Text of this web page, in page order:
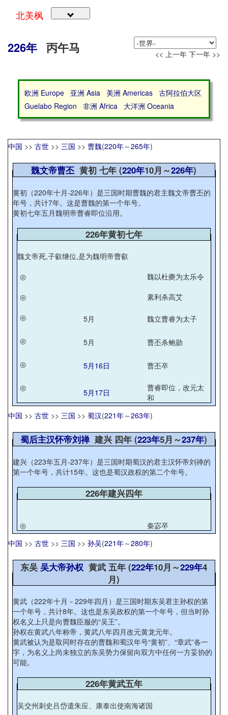
北美枫
226年 丙午马 << 上一年 下一年 >>
欧洲 Europe 亚洲 Asia 美洲 Americas
古阿拉伯大区
Guelabo Region
非洲 Africa 大洋洲 Oceania
中国 >> 古世 >> 三国 >> 曹魏(220年～265年)
魏文帝曹丕 黄初 七年 (220年10月～226年)
黄初（220年十月-226年）是三国时期曹魏的君主魏文帝曹丕的
年号，共计7年。这是曹魏的第一个年号。
黄初七年五月魏明帝曹睿即位沿用。
226年黄初七年
魏文帝死,子叡继位,是为魏明帝曹叡
◎
魏以杜夔为太乐令
◎
素利杀高艾
◎
5月 魏立曹睿为太子
◎ 5月 曹丕杀鲍勋
◎ 5月16日 曹丕卒
◎ 5月17日
曹睿即位，改元太
和
中国 >> 古世 >> 三国 >> 蜀汉(221年～263年)
蜀后主汉怀帝刘禅建兴 四年 (223年5月～237年)
建兴（223年五月-237年）是三国时期蜀汉的君主汉怀帝刘禅的
第一个年号，共计15年。这也是蜀汉政权的第二个年号。
226年建兴四年
◎
秦宓卒
中国 >> 古世 >> 三国 >> 孙吴(221年～280年)
东吴吴大帝孙权 黄武 五年 (222年10月～229年4
月)
黄武（222年十月－229年四月）是三国时期东吴君主孙权的第
一个年号，共计8年。这也是东吴政权的第一个年号，但当时孙
权名义上只是向曹魏臣服的“吴王”。
孙权在黄武八年称帝，黄武八年四月改元黄龙元年。
黄武被认为是取同时存在的曹魏和蜀汉年号“黄初”、“章武”各一
字，为名义上尚未独立的东吴势力保留向双方中任何一方妥协的
可能。
226年黄武五年
吴交州刺史吕岱遣朱应、康泰出使南海诸国